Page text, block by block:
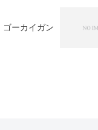
ゴーカイガン